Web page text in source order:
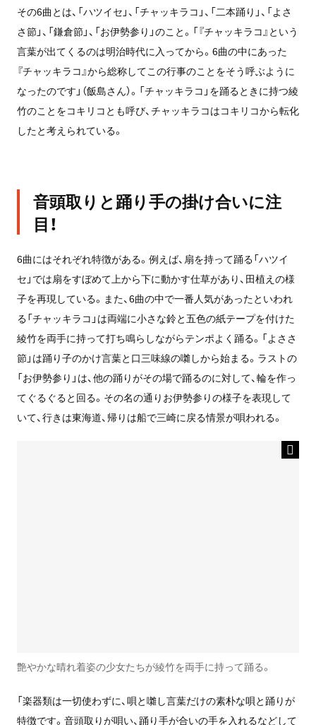
その6曲とは、「ハツイセ」、「チャッキラコ」、「二本踊り」、「よさ
さ節」、「鎌倉節」、「お伊勢参り」のこと。「『チャッキラコ』という
言葉が出てくるのは明治時代に入ってから。6曲の中にあった
『チャッキラコ』から総称してこの行事のことをそう呼ぶように
なったのです」（飯島さん）。「チャッキラコ」を踊るときに持つ綾
竹のことをコキリコとも呼び、チャッキラコはコキリコから転化
したと考えられている。
音頭取りと踊り手の掛け合いに注
目！
6曲にはそれぞれ特徴がある。例えば、扇を持って踊る「ハツイ
セ」では扇をすぼめて上から下に動かす仕草があり、田植えの様
子を再現している。また、6曲の中で一番人気があったといわれ
る「チャッキラコ」は両端に小さな鈴と五色の紙テープを付けた
綾竹を両手に持って打ち鳴らしながらテンポよく踊る。「よささ
節」は踊り子のかけ言葉と口三味線の囃しから始まる。ラストの
「お伊勢参り」は、他の踊りがその場で踊るのに対して、輪を作っ
てぐるぐると回る。その名の通りお伊勢参りの様子を表現して
いて、行きは東海道、帰りは船で三崎に戻る情景が唄われる。
艶やかな晴れ着姿の少女たちが綾竹を両手に持って踊る。
「楽器類は一切使わずに、唄と囃し言葉だけの素朴な唄と踊りが
特徴です。音頭取りが唄い、踊り手が合いの手を入れるなどして